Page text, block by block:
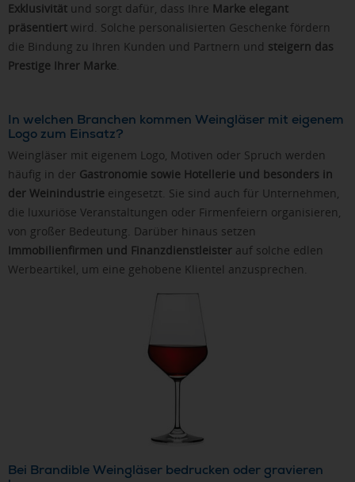
Exklusivität und sorgt dafür, dass Ihre Marke elegant
präsentiert wird. Solche personalisierten Geschenke fördern
die Bindung zu Ihren Kunden und Partnern und steigern das
Prestige Ihrer Marke.
In welchen Branchen kommen Weingläser mit eigenem
Logo zum Einsatz?
Weingläser mit eigenem Logo, Motiven oder Spruch werden
häufig in der Gastronomie sowie Hotellerie und besonders in
der Weinindustrie eingesetzt. Sie sind auch für Unternehmen,
die luxuriöse Veranstaltungen oder Firmenfeiern organisieren,
von großer Bedeutung. Darüber hinaus setzen
Immobilienfirmen und Finanzdienstleister auf solche edlen
Werbeartikel, um eine gehobene Klientel anzusprechen.
Bei Brandible Weingläser bedrucken oder gravieren